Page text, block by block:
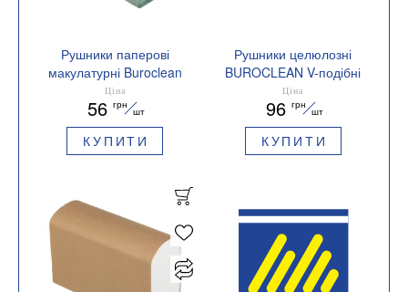
Рушники паперові
макулатурні Buroclean
V-подібні 200шт зелені
10100107_K
Ціна
56 грн
шт
КУПИТИ
Рушники целюлозні
BUROCLEAN V-подібні
200 шт 2-х шарові
10100120
Ціна
96 грн
шт
КУПИТИ